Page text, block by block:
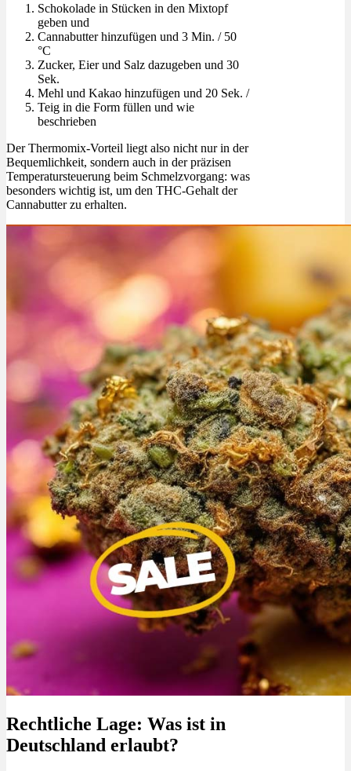
Schokolade in Stücken in den Mixtopf
geben und
Cannabutter hinzufügen und 3 Min. / 50
°C
Zucker, Eier und Salz dazugeben und 30
Sek.
Mehl und Kakao hinzufügen und 20 Sek. /
Teig in die Form füllen und wie
beschrieben
Der Thermomix-Vorteil liegt also nicht nur in der
Bequemlichkeit, sondern auch in der präzisen
Temperatursteuerung beim Schmelzvorgang: was
besonders wichtig ist, um den THC-Gehalt der
Cannabutter zu erhalten.
Rechtliche Lage: Was ist in
Deutschland erlaubt?